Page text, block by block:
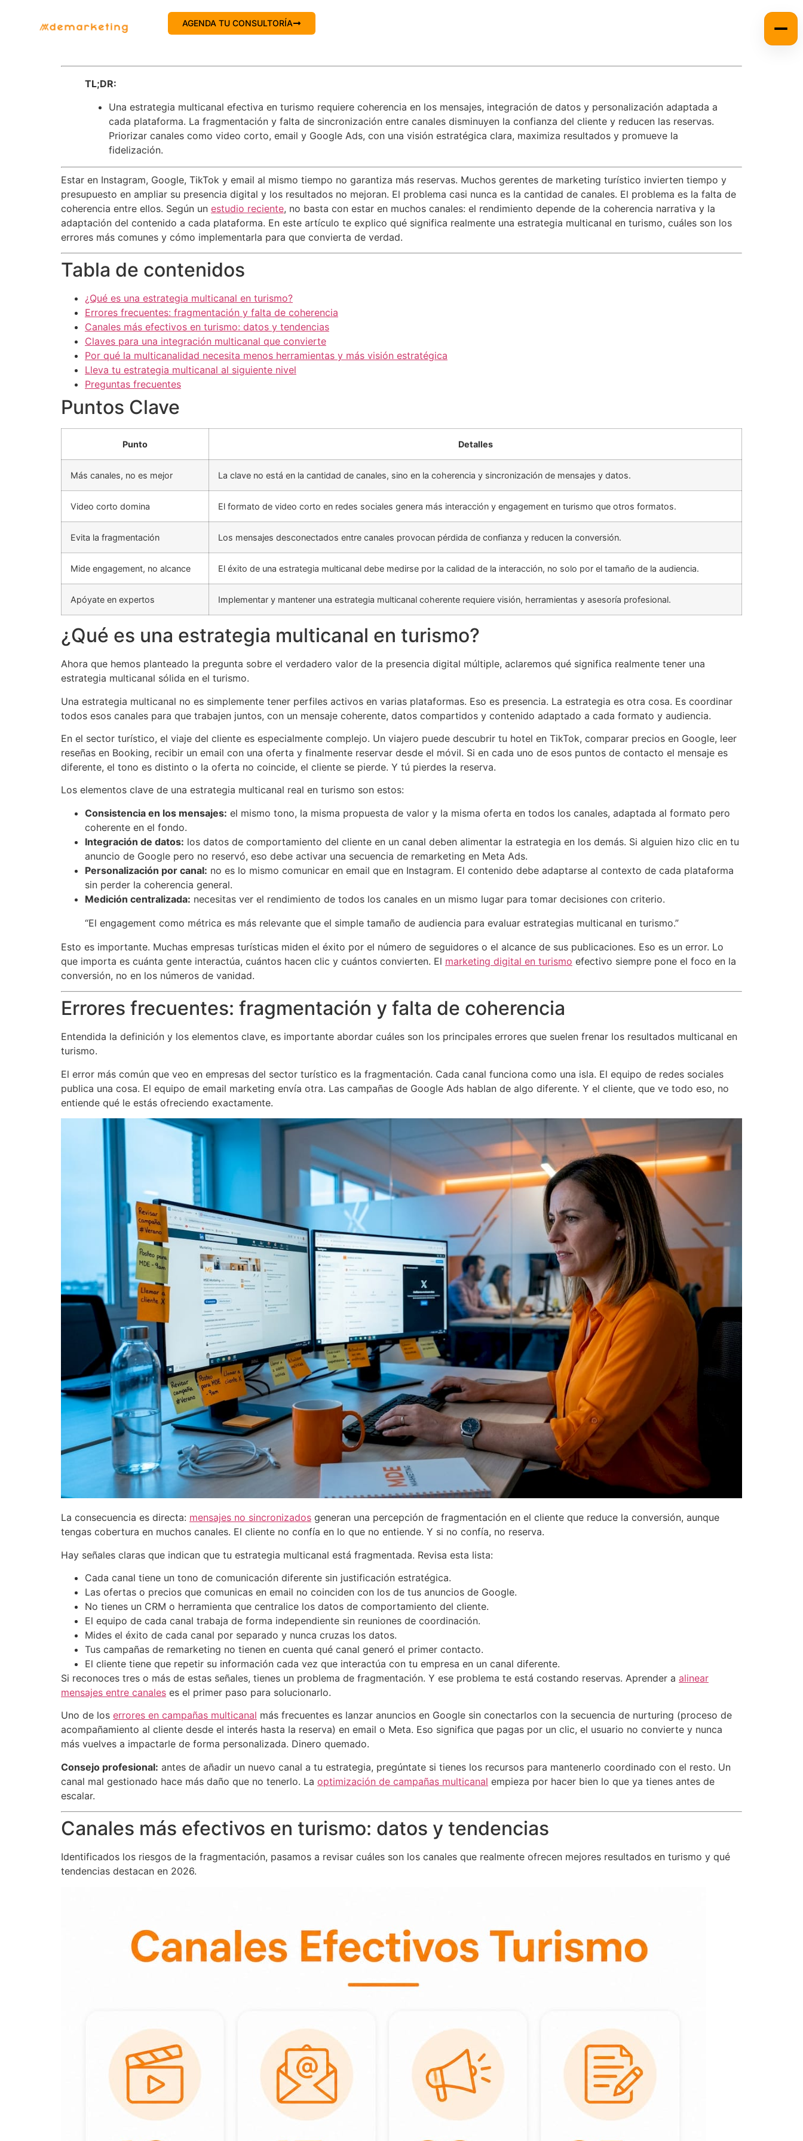
AGENDA TU CONSULTORÍA
TL;DR:
Una estrategia multicanal efectiva en turismo requiere coherencia en los mensajes, integración de datos y personalización adaptada a
cada plataforma. La fragmentación y falta de sincronización entre canales disminuyen la confianza del cliente y reducen las reservas.
Priorizar canales como video corto, email y Google Ads, con una visión estratégica clara, maximiza resultados y promueve la
fidelización.
Estar en Instagram, Google, TikTok y email al mismo tiempo no garantiza más reservas. Muchos gerentes de marketing turístico invierten tiempo y
presupuesto en ampliar su presencia digital y los resultados no mejoran. El problema casi nunca es la cantidad de canales. El problema es la falta de
coherencia entre ellos. Según un estudio reciente, no basta con estar en muchos canales: el rendimiento depende de la coherencia narrativa y la
adaptación del contenido a cada plataforma. En este artículo te explico qué significa realmente una estrategia multicanal en turismo, cuáles son los
errores más comunes y cómo implementarla para que convierta de verdad.
Tabla de contenidos
¿Qué es una estrategia multicanal en turismo?
Errores frecuentes: fragmentación y falta de coherencia
Canales más efectivos en turismo: datos y tendencias
Claves para una integración multicanal que convierte
Por qué la multicanalidad necesita menos herramientas y más visión estratégica
Lleva tu estrategia multicanal al siguiente nivel
Preguntas frecuentes
Puntos Clave
Punto Detalles
Más canales, no es mejor La clave no está en la cantidad de canales, sino en la coherencia y sincronización de mensajes y datos.
Video corto domina El formato de video corto en redes sociales genera más interacción y engagement en turismo que otros formatos.
Evita la fragmentación Los mensajes desconectados entre canales provocan pérdida de confianza y reducen la conversión.
Mide engagement, no alcance El éxito de una estrategia multicanal debe medirse por la calidad de la interacción, no solo por el tamaño de la audiencia.
Apóyate en expertos Implementar y mantener una estrategia multicanal coherente requiere visión, herramientas y asesoría profesional.
¿Qué es una estrategia multicanal en turismo?
Ahora que hemos planteado la pregunta sobre el verdadero valor de la presencia digital múltiple, aclaremos qué significa realmente tener una
estrategia multicanal sólida en el turismo.
Una estrategia multicanal no es simplemente tener perfiles activos en varias plataformas. Eso es presencia. La estrategia es otra cosa. Es coordinar
todos esos canales para que trabajen juntos, con un mensaje coherente, datos compartidos y contenido adaptado a cada formato y audiencia.
En el sector turístico, el viaje del cliente es especialmente complejo. Un viajero puede descubrir tu hotel en TikTok, comparar precios en Google, leer
reseñas en Booking, recibir un email con una oferta y finalmente reservar desde el móvil. Si en cada uno de esos puntos de contacto el mensaje es
diferente, el tono es distinto o la oferta no coincide, el cliente se pierde. Y tú pierdes la reserva.
Los elementos clave de una estrategia multicanal real en turismo son estos:
Consistencia en los mensajes: el mismo tono, la misma propuesta de valor y la misma oferta en todos los canales, adaptada al formato pero
coherente en el fondo.
Integración de datos: los datos de comportamiento del cliente en un canal deben alimentar la estrategia en los demás. Si alguien hizo clic en tu
anuncio de Google pero no reservó, eso debe activar una secuencia de remarketing en Meta Ads.
Personalización por canal: no es lo mismo comunicar en email que en Instagram. El contenido debe adaptarse al contexto de cada plataforma
sin perder la coherencia general.
Medición centralizada: necesitas ver el rendimiento de todos los canales en un mismo lugar para tomar decisiones con criterio.
“El engagement como métrica es más relevante que el simple tamaño de audiencia para evaluar estrategias multicanal en turismo.”
Esto es importante. Muchas empresas turísticas miden el éxito por el número de seguidores o el alcance de sus publicaciones. Eso es un error. Lo
que importa es cuánta gente interactúa, cuántos hacen clic y cuántos convierten. El marketing digital en turismo efectivo siempre pone el foco en la
conversión, no en los números de vanidad.
Errores frecuentes: fragmentación y falta de coherencia
Entendida la definición y los elementos clave, es importante abordar cuáles son los principales errores que suelen frenar los resultados multicanal en
turismo.
El error más común que veo en empresas del sector turístico es la fragmentación. Cada canal funciona como una isla. El equipo de redes sociales
publica una cosa. El equipo de email marketing envía otra. Las campañas de Google Ads hablan de algo diferente. Y el cliente, que ve todo eso, no
entiende qué le estás ofreciendo exactamente.
La consecuencia es directa: mensajes no sincronizados generan una percepción de fragmentación en el cliente que reduce la conversión, aunque
tengas cobertura en muchos canales. El cliente no confía en lo que no entiende. Y si no confía, no reserva.
Hay señales claras que indican que tu estrategia multicanal está fragmentada. Revisa esta lista:
Cada canal tiene un tono de comunicación diferente sin justificación estratégica.
Las ofertas o precios que comunicas en email no coinciden con los de tus anuncios de Google.
No tienes un CRM o herramienta que centralice los datos de comportamiento del cliente.
El equipo de cada canal trabaja de forma independiente sin reuniones de coordinación.
Mides el éxito de cada canal por separado y nunca cruzas los datos.
Tus campañas de remarketing no tienen en cuenta qué canal generó el primer contacto.
El cliente tiene que repetir su información cada vez que interactúa con tu empresa en un canal diferente.
Si reconoces tres o más de estas señales, tienes un problema de fragmentación. Y ese problema te está costando reservas. Aprender a alinear
mensajes entre canales es el primer paso para solucionarlo.
Uno de los errores en campañas multicanal más frecuentes es lanzar anuncios en Google sin conectarlos con la secuencia de nurturing (proceso de
acompañamiento al cliente desde el interés hasta la reserva) en email o Meta. Eso significa que pagas por un clic, el usuario no convierte y nunca
más vuelves a impactarle de forma personalizada. Dinero quemado.
Consejo profesional: antes de añadir un nuevo canal a tu estrategia, pregúntate si tienes los recursos para mantenerlo coordinado con el resto. Un
canal mal gestionado hace más daño que no tenerlo. La optimización de campañas multicanal empieza por hacer bien lo que ya tienes antes de
escalar.
Canales más efectivos en turismo: datos y tendencias
Identificados los riesgos de la fragmentación, pasamos a revisar cuáles son los canales que realmente ofrecen mejores resultados en turismo y qué
tendencias destacan en 2026.